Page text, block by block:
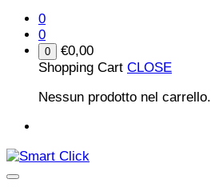
0
0
0 €0,00
Shopping Cart CLOSE
Nessun prodotto nel carrello.